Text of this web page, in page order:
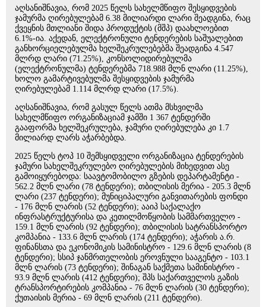
აღსანიშნავია, რომ 2025 წელს სახელმწიფო შესყიდვების
ჯამურმა ღირებულებამ 6.38 მილიარდი ლარი შეადგინა, რაც
ქვეყნის მთლიანი შიდა პროდუქტის (მშპ) დაახლოებით
6.1%-ია. აქედან, ელექტრონული ტენდერების საშუალებით
განხორციელებულმა ხელშეკრულებებმა შეადგინა 4.547
მლრდ ლარი (71.25%), კონსოლიდირებულმა
(ელექტრონულმა) ტენდერებმა 718.988 მლნ ლარი (11.25%),
ხოლო გამარტივებულმა შესყიდვების ჯამურმა
ღირებულებამ 1.114 მლრდ ლარი (17.5%).
აღსანიშნავია, რომ გასულ წელს ათმა მსხვილმა
სახელმწიფო ორგანიზაციამ ჯამში 1 367 ტენდერში
გააფორმა ხელშეკრულება, ჯამური ღირებულება კი 1.7
მილიარდ ლარს აჭარბებდა.
2025 წელს ტოპ 10 შემსყიდველი ორგანიზაცია ტენდერების
ჯამური სახელშეკრულებო ღირებულების მიხედვით ასე
გამოიყურებოდა: საავტომობილო გზების დეპარტამენტი -
562.2 მლნ ლარი (78 ტენდერი); თბილისის მერია - 205.3 მლნ
ლარი (237 ტენდერი); მუნიციპალური განვითარების ფონდი
- 176 მლნ ლარის (52 ტენდერი); ააიპ საქალაქო
ინფრასტრუქტურისა და კეთილმოწყობის სამმართველო -
159.1 მლნ ლარის (92 ტენდერი); თბილისის სატრანსპორტო
კომპანია - 133.6 მლნ ლარის (174 ტენდერი); აჭარის ა.რ.
ფინანსთა და ეკონომიკის სამინისტრო - 129.6 მლნ ლარის (8
ტენდერი); სსიპ ჯანმრთელობის ეროვნული სააგენტო - 103.1
მლნ ლარის (73 ტენდერი); შინაგან საქმეთა სამინისტრო -
93.9 მლნ ლარის (412 ტენდერი); შპს საქართველოს გაზის
ტრანსპორტირების კომპანია - 76 მლნ ლარის (30 ტენდერი);
ქუთაისის მერია - 69 მლნ ლარის (211 ტენდერი).